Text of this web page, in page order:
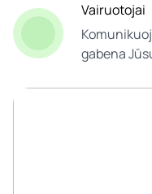
Vairuotojai
gabena